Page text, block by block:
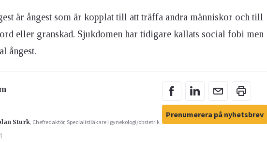
är ångest som är kopplat till att träffa andra människor och till
eller granskad. Sjukdomen har tidigare kallats social fobi men
ångest.
Sturk, Chefredaktör, Specialistläkare i gynekologi/obstetrik
Prenumerera på nyhetsbrev